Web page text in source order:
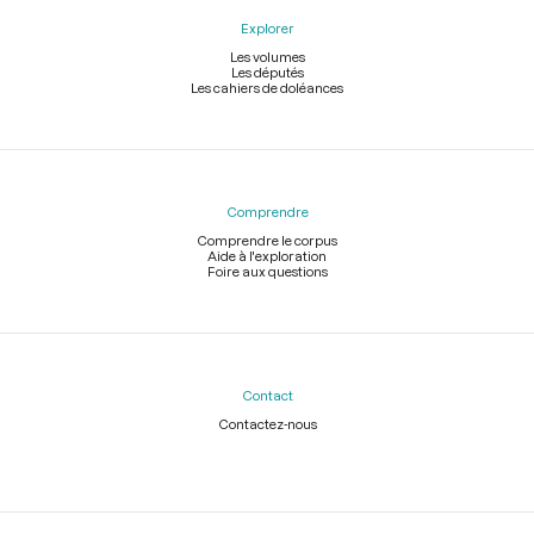
Explorer
Les volumes
Les députés
Les cahiers de doléances
Comprendre
Comprendre le corpus
Aide à l'exploration
Foire aux questions
Contact
Contactez-nous
Légal